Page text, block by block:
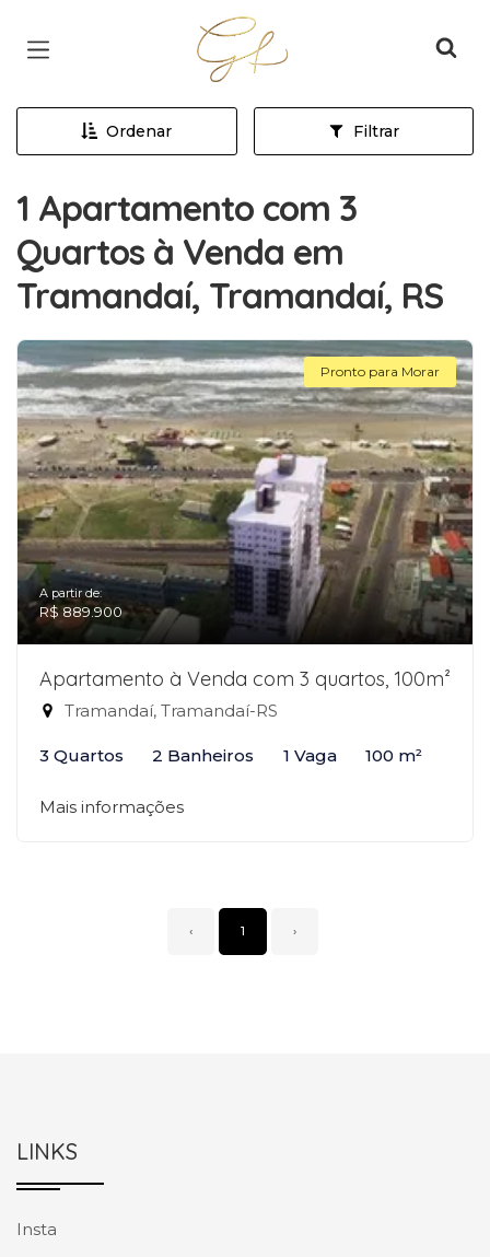
Página inicial
Ordenar Filtrar
1 Apartamento com 3
Quartos à Venda em
Tramandaí, Tramandaí, RS
Pronto para Morar
A partir de:
R$ 889.900
Apartamento à Venda com 3 quartos, 100m²
Tramandaí, Tramandaí-RS
3 Quartos 2 Banheiros 1 Vaga 100 m²
Mais informações
‹ 1 ›
LINKS
Insta